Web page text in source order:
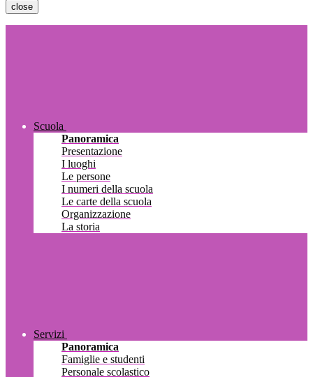
close
Scuola
Panoramica
Presentazione
I luoghi
Le persone
I numeri della scuola
Le carte della scuola
Organizzazione
La storia
Servizi
Panoramica
Famiglie e studenti
Personale scolastico